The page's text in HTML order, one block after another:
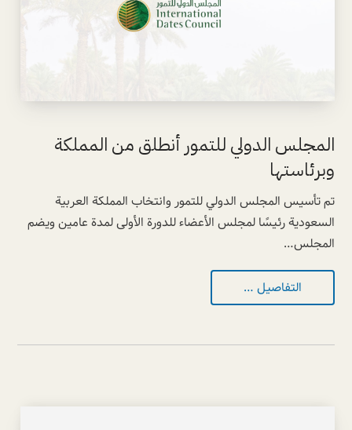
المجلس الدولي للتمور أنطلق من المملكة
وبرئاستها
تم تأسيس ⁧‫المجلس الدولي للتمور وانتخاب المملكة العربية
السعودية رئيسًا لمجلس الأعضاء للدورة الأولى لمدة عامين ويضم
المجلس…
التفاصيل …